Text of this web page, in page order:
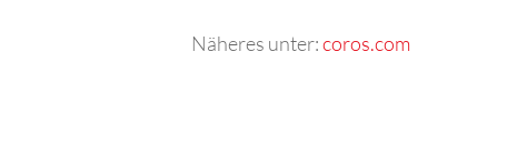
Näheres unter:coros.com